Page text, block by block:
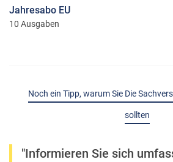
Jahresabo EU
10 Ausgaben
Noch ein Tipp, warum Sie Die
sollten
"Informieren Sie sich